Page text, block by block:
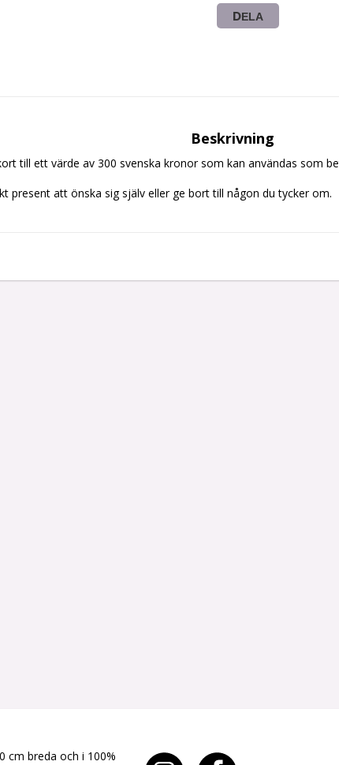
DELA
Beskrivning
till ett värde av 300 svenska kronor som kan användas som
present att önska sig själv eller ge bort till någon du tycker om.
cm breda och i 100%